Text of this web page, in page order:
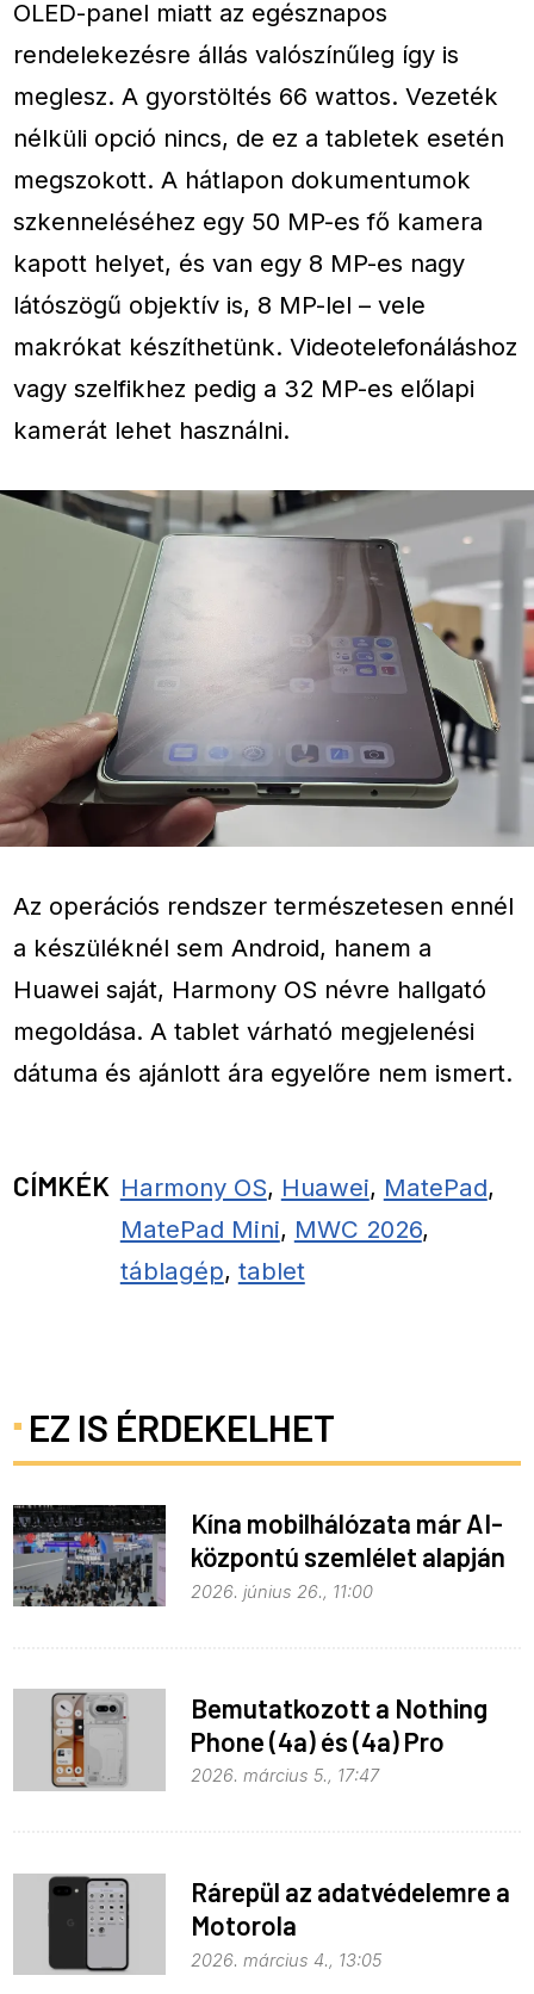
OLED-panel miatt az egésznapos
rendelekezésre állás valószínűleg így is
meglesz. A gyorstöltés 66 wattos. Vezeték
nélküli opció nincs, de ez a tabletek esetén
megszokott. A hátlapon dokumentumok
szkenneléséhez egy 50 MP-es fő kamera
kapott helyet, és van egy 8 MP-es nagy
látószögű objektív is, 8 MP-lel – vele
makrókat készíthetünk. Videotelefonáláshoz
vagy szelfikhez pedig a 32 MP-es előlapi
kamerát lehet használni.
Az operációs rendszer természetesen ennél
a készüléknél sem Android, hanem a
Huawei saját, Harmony OS névre hallgató
megoldása. A tablet várható megjelenési
dátuma és ajánlott ára egyelőre nem ismert.
CÍMKÉK Harmony OS, Huawei, MatePad,
MatePad Mini, MWC 2026,
táblagép, tablet
EZ IS ÉRDEKELHET
Kína mobilhálózata már AI-
központú szemlélet alapján
fejlődik
2026. június 26., 11:00
Bemutatkozott a Nothing
Phone (4a) és (4a) Pro
2026. március 5., 17:47
Rárepül az adatvédelemre a
Motorola
2026. március 4., 13:05